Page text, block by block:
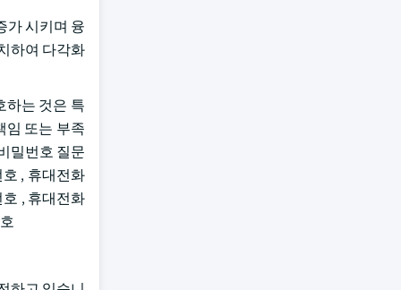
가 시키며 융
하여 다각화
하는 것은 특
임 또는 부족
밀번호 질문
, 휴대전화
, 휴대전화